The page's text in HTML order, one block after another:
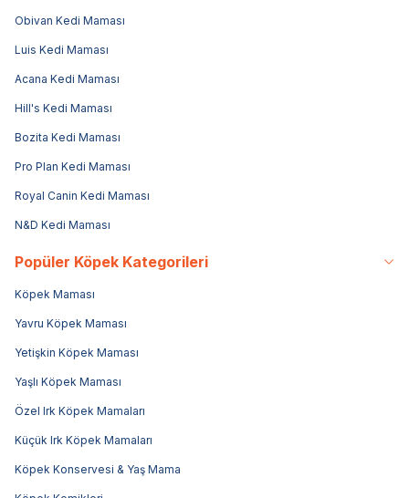
Obivan Kedi Maması
Luis Kedi Maması
Acana Kedi Maması
Hill's Kedi Maması
Bozita Kedi Maması
Pro Plan Kedi Maması
Royal Canin Kedi Maması
N&D Kedi Maması
Popüler Köpek Kategorileri
Köpek Maması
Yavru Köpek Maması
Yetişkin Köpek Maması
Yaşlı Köpek Maması
Özel Irk Köpek Mamaları
Küçük Irk Köpek Mamaları
Köpek Konservesi & Yaş Mama